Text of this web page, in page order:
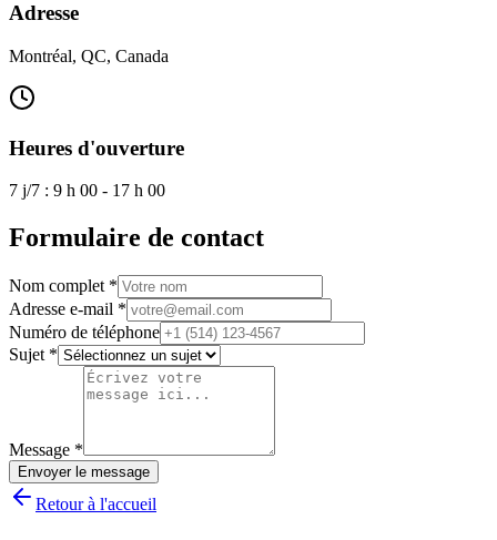
Adresse
Montréal, QC, Canada
Heures d'ouverture
7 j/7 : 9 h 00 - 17 h 00
Formulaire de contact
Nom complet *
Adresse e-mail *
Numéro de téléphone
Sujet *
Message *
Envoyer le message
Retour à l'accueil